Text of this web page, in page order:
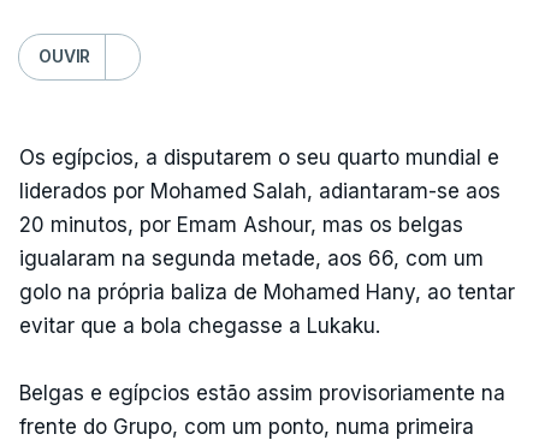
OUVIR
Os egípcios, a disputarem o seu quarto mundial e
liderados por Mohamed Salah, adiantaram-se aos
20 minutos, por Emam Ashour, mas os belgas
igualaram na segunda metade, aos 66, com um
golo na própria baliza de Mohamed Hany, ao tentar
evitar que a bola chegasse a Lukaku.
Belgas e egípcios estão assim provisoriamente na
frente do Grupo, com um ponto, numa primeira